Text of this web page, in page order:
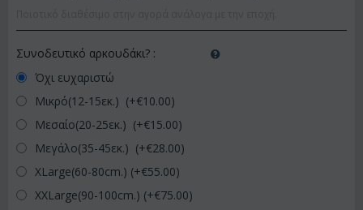
Συνοδευτικό αρκουδάκι? :
Όχι ευχαριστώ
Μικρό(12-15εκ.) (+€10.00)
Μεσαίο(20-25εκ.) (+€15.00)
Μεγάλο(35-45εκ.) (+€28.00)
XLarge(60-80cm.) (+€55.00)
XXLarge(90-100cm.) (+€75.00)